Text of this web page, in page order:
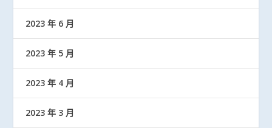
2023 年 6 月
2023 年 5 月
2023 年 4 月
2023 年 3 月